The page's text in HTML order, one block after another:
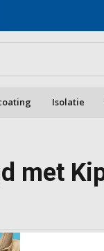
Isolatie
met